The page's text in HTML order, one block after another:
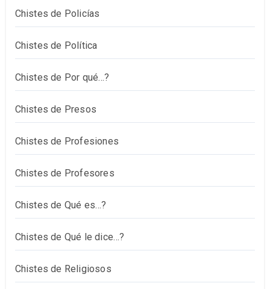
Chistes de Policías
Chistes de Política
Chistes de Por qué…?
Chistes de Presos
Chistes de Profesiones
Chistes de Profesores
Chistes de Qué es…?
Chistes de Qué le dice…?
Chistes de Religiosos